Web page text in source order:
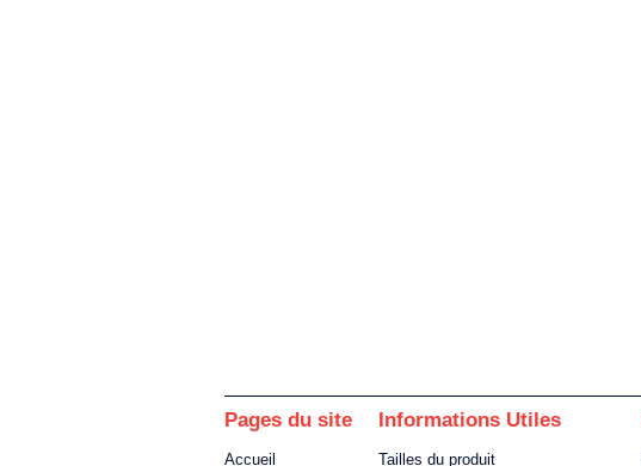
Pages du site
Accueil
Informations Utiles
Tailles du produit